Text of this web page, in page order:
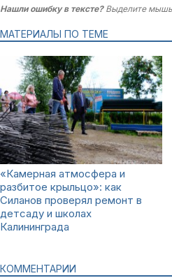
Нашли ошибку в тексте?Выделите
МАТЕРИАЛЫ ПО ТЕМЕ
«Камерная атмосфера и
разбитое крыльцо»: как
Силанов проверял ремонт в
детсаду и школах
Калининграда
КОММЕНТАРИИ